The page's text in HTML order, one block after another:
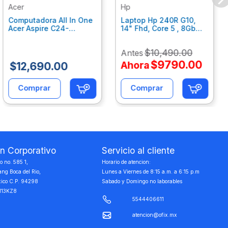
Acer
Computadora All In One
Acer Aspire C24-
Dq.Bmjal.002
$12,690.00
Comprar
Hp
Laptop Hp 240R G10,
14" Fhd, Core 5 , 8Gb
Antes$10,490.00
Ahora$9790.00
Comprar
Corporativo
no. 585 1,
Boca del Rio,
C.P. 94298
Servicio al cliente
Horario de atencion:
Lunes a Viernes de 8:15 a.m. a 6:15 p.m
Sabado y Domingo no laborables
5544406611
atencion@ofix.mx